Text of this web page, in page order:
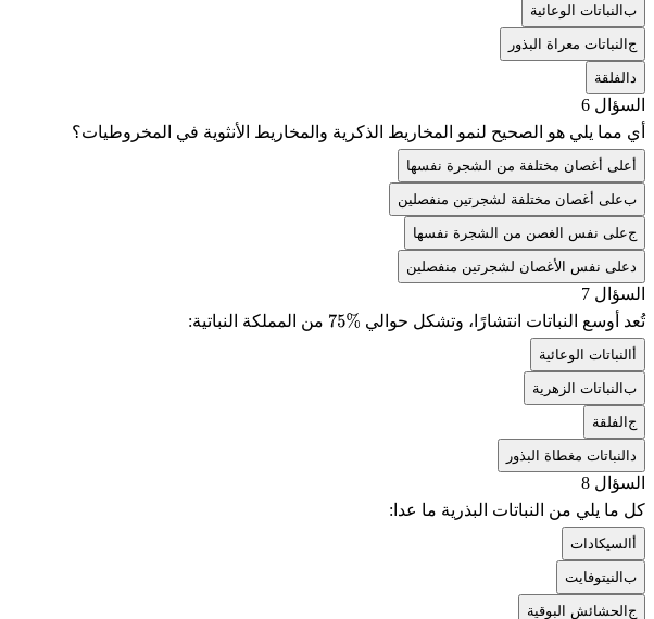
ب النباتات الوعائية
ج النباتات معراة البذور
د الفلقة
السؤال 6
أي مما يلي هو الصحيح لنمو المخاريط الذكرية والمخاريط الأنثوية في المخروطيات؟
أعلى أغصان مختلفة من الشجرة نفسها
بعلى أغصان مختلفة لشجرتين منفصلين
جعلى نفس الغصن من الشجرة نفسها
د على نفس الأغصان لشجرتين منفصلين
السؤال 7
تُعد أوسع النباتات انتشارًا، وتشكل حوالي
75% من المملكة النباتية:
أ النباتات الوعائية
ب النباتات الزهرية
ج الفلقة
د النباتات مغطاة البذور
السؤال 8
كل ما يلي من النباتات البذرية ما عدا:
أ السيكادات
ب النيتوفايت
ج الحشائش البوقية